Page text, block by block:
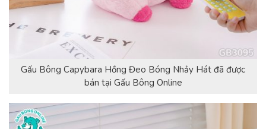
Gấu Bông Capybara Hồng Đeo Bóng Nhảy Hát đã được
bán tại Gấu Bông Online